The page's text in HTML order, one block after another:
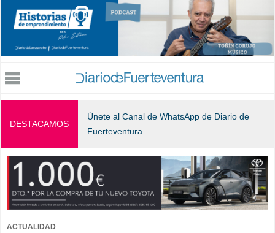
Jump to navigation
DESTACAMOS
Únete al Canal de WhatsApp de Diario de
Fuerteventura
ACTUALIDAD